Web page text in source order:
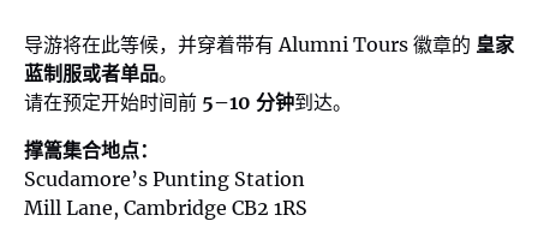
导游将在此等候，并穿着带有 Alumni Tours 徽章的 皇家
蓝制服或者单品。
请在预定开始时间前 5–10 分钟到达。
撑篙集合地点：
Scudamore’s Punting Station
Mill Lane, Cambridge CB2 1RS